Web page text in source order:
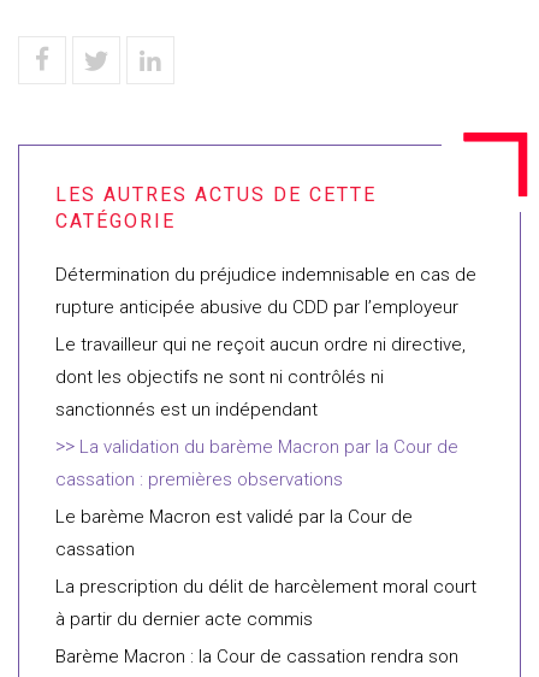
Détermination du préjudice indemnisable en cas de
rupture anticipée abusive du CDD par l’employeur
Le travailleur qui ne reçoit aucun ordre ni directive,
dont les objectifs ne sont ni contrôlés ni
sanctionnés est un indépendant
La validation du barème Macron par la Cour de
cassation : premières observations
Le barème Macron est validé par la Cour de
cassation
La prescription du délit de harcèlement moral court
à partir du dernier acte commis
Barème Macron : la Cour de cassation rendra son